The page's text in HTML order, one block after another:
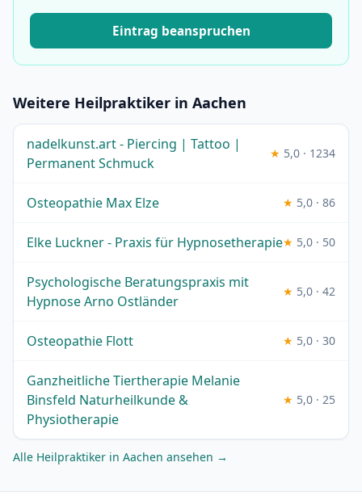
Eintrag beanspruchen
Weitere Heilpraktiker in Aachen
nadelkunst.art - Piercing | Tattoo |
Permanent Schmuck
★ 5,0 · 1234
Osteopathie Max Elze ★ 5,0 · 86
Elke Luckner - Praxis für Hypnosetherapie★ 5,0 · 50
Psychologische Beratungspraxis mit
Hypnose Arno Ostländer
★ 5,0 · 42
Osteopathie Flott ★ 5,0 · 30
Ganzheitliche Tiertherapie Melanie
Binsfeld Naturheilkunde &
Physiotherapie
★ 5,0 · 25
Alle Heilpraktiker in Aachen ansehen →